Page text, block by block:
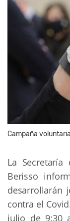
Campaña
La
Berisso
desarrollarán
contra el
julio de 9:30